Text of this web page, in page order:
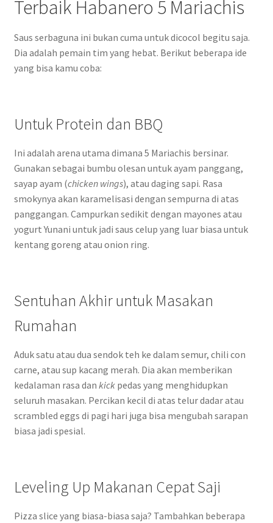
Terbaik Habanero 5 Mariachis
Saus serbaguna ini bukan cuma untuk dicocol begitu saja.
Dia adalah pemain tim yang hebat. Berikut beberapa ide
yang bisa kamu coba:
Untuk Protein dan BBQ
Ini adalah arena utama dimana 5 Mariachis bersinar.
Gunakan sebagai bumbu olesan untuk ayam panggang,
sayap ayam (chicken wings), atau daging sapi. Rasa
smokynya akan karamelisasi dengan sempurna di atas
panggangan. Campurkan sedikit dengan mayones atau
yogurt Yunani untuk jadi saus celup yang luar biasa untuk
kentang goreng atau onion ring.
Sentuhan Akhir untuk Masakan
Rumahan
Aduk satu atau dua sendok teh ke dalam semur, chili con
carne, atau sup kacang merah. Dia akan memberikan
kedalaman rasa dan kickpedas yang menghidupkan
seluruh masakan. Percikan kecil di atas telur dadar atau
scrambled eggs di pagi hari juga bisa mengubah sarapan
biasa jadi spesial.
Leveling Up Makanan Cepat Saji
Pizza slice yang biasa-biasa saja? Tambahkan beberapa